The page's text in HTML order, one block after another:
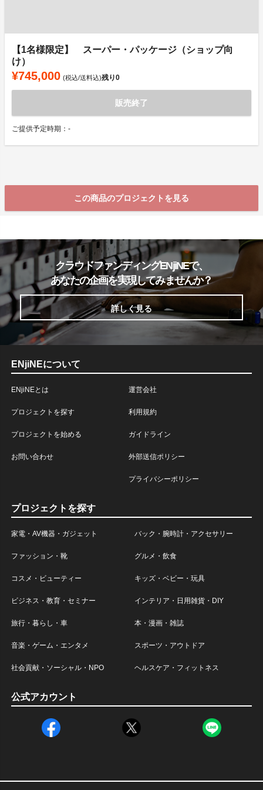
【1名様限定】 スーパー・パッケージ（ショップ向
け）
¥745,000 (税込/送料込)残り0
販売終了
ご提供予定時期：-
この商品のプロジェクトを見る
クラウドファンディングENjiNEで、
あなたの企画を実現してみませんか？
詳しく見る
ENjiNEについて
ENjiNEとは
プロジェクトを探す
プロジェクトを始める
お問い合わせ
運営会社
利用規約
ガイドライン
外部送信ポリシー
プライバシーポリシー
プロジェクトを探す
家電・AV機器・ガジェット バック・腕時計・アクセサリー
ファッション・靴 グルメ・飲食
コスメ・ビューティー キッズ・ベビー・玩具
ビジネス・教育・セミナー インテリア・日用雑貨・DIY
旅行・暮らし・車 本・漫画・雑誌
音楽・ゲーム・エンタメ スポーツ・アウトドア
社会貢献・ソーシャル・NPO ヘルスケア・フィットネス
公式アカウント